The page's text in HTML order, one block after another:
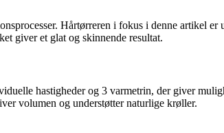
Hårtørreren i fokus i denne artikel
giver et glat og skinnende resultat.
hastigheder og 3 varmetrin, der giver
volumen og understøtter naturlige krøller.